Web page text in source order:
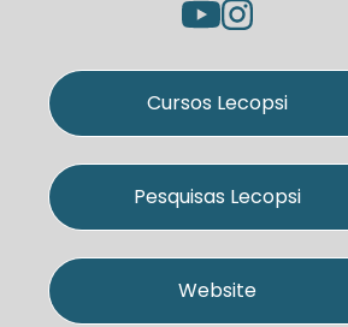
Cursos Lecopsi
Pesquisas Lecopsi
Website